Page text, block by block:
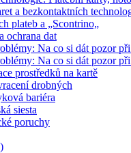
a bezkontaktních
plateb a „Scontrino„
ochrana dat
Na co si dát pozor
Na co si dát pozor
prostředků na kartě
drobných
bariéra
siesta
poruchy